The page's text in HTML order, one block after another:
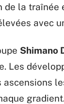
de la traînée
avec
Shimano
Les